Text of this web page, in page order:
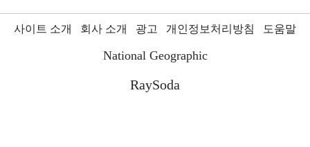
사이트 소개 회사 소개 광고 개인정보처리방침 도움말
National Geographic
RaySoda